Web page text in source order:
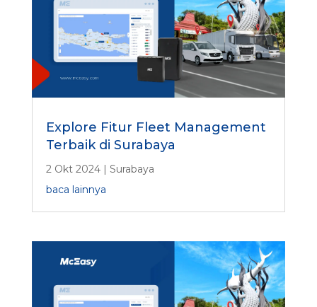
Explore Fitur Fleet Management
Terbaik di Surabaya
2 Okt 2024| Surabaya
baca lainnya